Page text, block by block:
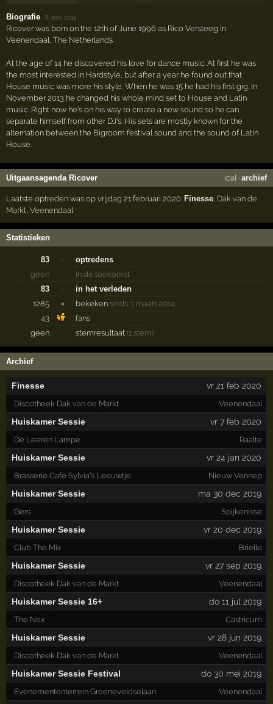
Biografie ·8 april 2014
Ricover was born on the 12th of June 1996 as Rico Versteeg in
Veenendaal, The Netherlands
At the age of 14 he discovered his love for dance music. At first he was
the most interested in Hardstyle, but after a year he found out that
House music was more his style. When he was 15 he had his first gig. In
November 2013 he changed his whole mind set to House and Latin
music. Right now he's on his way to create a new sound so he can
separate himself from other DJ's. His sets are mostly known for the
alternation between the Bigroom festival sound and the sound of Latin
House.
Uitgaansagenda Ricover ical· archief
Laatste optreden was op vrijdag 21 februari 2020: Finesse, Dak van de
Markt,Veenendaal
Statistieken
83 ·
optredens
geen
·
in de toekomst
83
·
in het verleden
1285
× bekeken sinds 3 maart 2014
43
fans
geen
stemresultaat(1 stem)
Archief
Finesse vr 21 feb 2020
Discotheek Dak van de Markt Veenendaal
Huiskamer Sessie vr 7 feb 2020
De Leeren Lampe Raalte
Huiskamer Sessie vr 24 jan 2020
Brasserie Café Sylvia's Leeuwtje Nieuw Vennep
Huiskamer Sessie ma 30 dec 2019
Gers Spijkenisse
Huiskamer Sessie vr 20 dec 2019
Club The Mix Brielle
Huiskamer Sessie vr 27 sep 2019
Discotheek Dak van de Markt Veenendaal
Huiskamer Sessie 16+ do 11 jul 2019
The Nex Castricum
Huiskamer Sessie vr 28 jun 2019
Discotheek Dak van de Markt Veenendaal
Huiskamer Sessie Festival do 30 mei 2019
Evenemententerrein Groeneveldselaan Veenendaal